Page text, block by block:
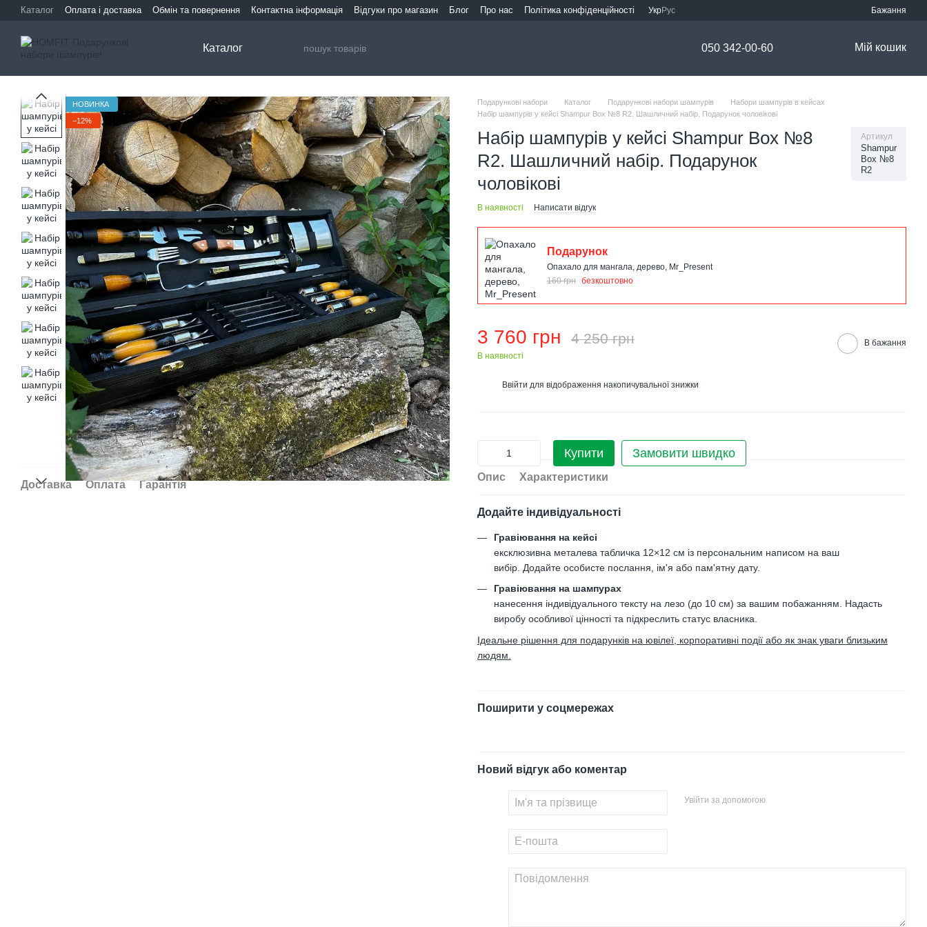
Перейти до основного контенту
Каталог Оплата і доставка Обмін та повернення Контактна інформація Відгуки про магазин Блог Про нас Політика конфіденційності УкрРус Бажання
Каталог 050 342-00-60 Мій кошик
НОВИНКА
−12%
Доставка Оплата Гарантія
Подарункові набори Каталог Подарункові набори шампурів
Набори шампурів в кейсах
Набір шампурів у кейсі Shampur Box №8 R2. Шашличний набір. Подарунок чоловікові
Набір шампурів у кейсі Shampur Box №8
R2. Шашличний набір. Подарунок
чоловікові
Артикул
Shampur
Box №8
R2
В наявності Написати відгук
Подарунок
Опахало для мангала, дерево, Mr_Present
160 грн безкоштовно
3 760 грн 4 250 грн
В наявності
В бажання
Ввійти для відображення накопичувальної знижки
Купити Замовити швидко
Опис Характеристики
Додайте індивідуальності
Гравіювання на кейсі
ексклюзивна металева табличка 12×12 см із персональним написом на ваш
вибір. Додайте особисте послання, ім'я або пам'ятну дату.
Гравіювання на шампурах
нанесення індивідуального тексту на лезо (до 10 см) за вашим побажанням. Надасть
виробу особливої цінності та підкреслить статус власника.
Ідеальне рішення для подарунків на ювілеї, корпоративні події або як знак уваги близьким
людям.
Поширити у соцмережах
Новий відгук або коментар
Увійти за допомогою